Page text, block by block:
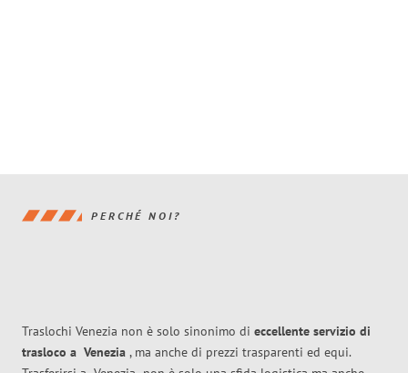
PERCHÉ NOI?
Traslochi Venezia non è solo sinonimo di eccellente servizio di
trasloco a Venezia , ma anche di prezzi trasparenti ed equi.